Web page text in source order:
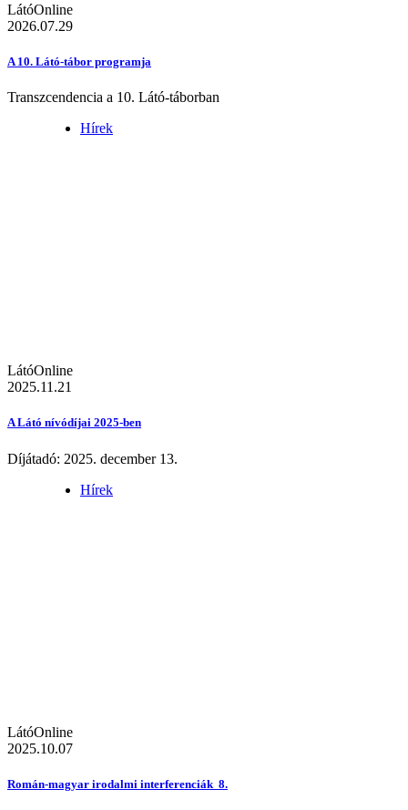
LátóOnline
2026.07.29
A 10. Látó-tábor programja
Transzcendencia a 10. Látó-táborban
Hírek
LátóOnline
2025.11.21
A Látó nívódíjai 2025-ben
Díjátadó: 2025. december 13.
Hírek
LátóOnline
2025.10.07
Román-magyar irodalmi interferenciák 8.